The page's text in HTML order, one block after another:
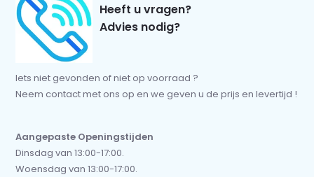
Heeft u vragen?
Advies nodig?
Iets niet gevonden of niet op voorraad ?
Neem contact met ons op en we geven u de prijs en levertijd !
Aangepaste Openingstijden
Dinsdag van 13:00-17:00.
Woensdag van 13:00-17:00.